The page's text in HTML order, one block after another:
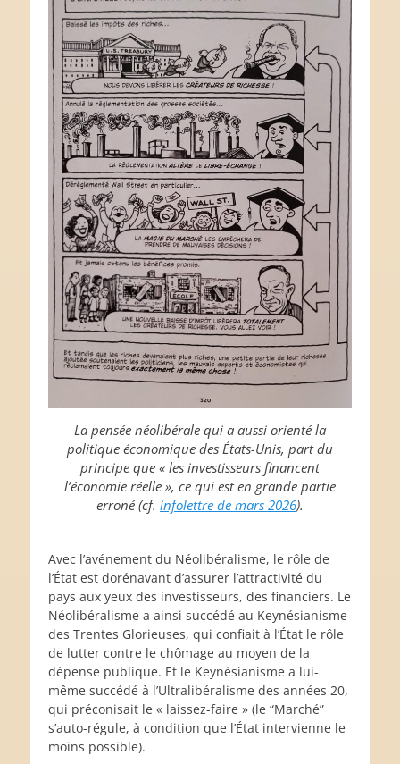
La pensée néolibérale qui a aussi orienté la
politique économique des États-Unis, part du
principe que « les investisseurs financent
l’économie réelle », ce qui est en grande partie
erroné (cf. infolettre de mars 2026).
Avec l’avénement du Néolibéralisme, le rôle de
l’État est dorénavant d’assurer l’attractivité du
pays aux yeux des investisseurs, des financiers. Le
Néolibéralisme a ainsi succédé au Keynésianisme
des Trentes Glorieuses, qui confiait à l’État le rôle
de lutter contre le chômage au moyen de la
dépense publique. Et le Keynésianisme a lui-
même succédé à l’Ultralibéralisme des années 20,
qui préconisait le « laissez-faire » (le “Marché”
s’auto-régule, à condition que l’État intervienne le
moins possible).